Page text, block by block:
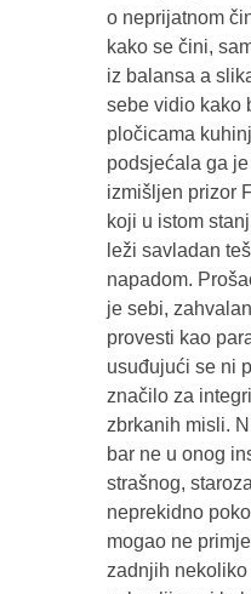
o neprijatnom
kako se čini,
iz balansa a
sebe vidio kako
pločicama
podsjećala ga
izmišljen prizor
koji u istom
leži savladan
napadom.
je sebi,
provesti kao
usuđujući se ni
značilo za
zbrkanih misli.
bar ne u onog
strašnog,
neprekidno
mogao ne
zadnjih